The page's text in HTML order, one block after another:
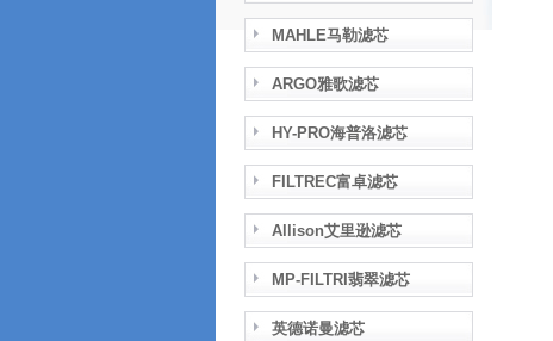
MAHLE马勒滤芯
ARGO雅歌滤芯
HY-PRO海普洛滤芯
FILTREC富卓滤芯
Allison艾里逊滤芯
MP-FILTRI翡翠滤芯
英德诺曼滤芯